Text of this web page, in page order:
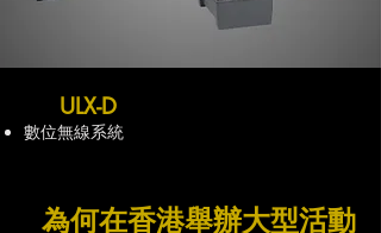
ULX-D
數位無線系統
為何在香港舉辦大型活動